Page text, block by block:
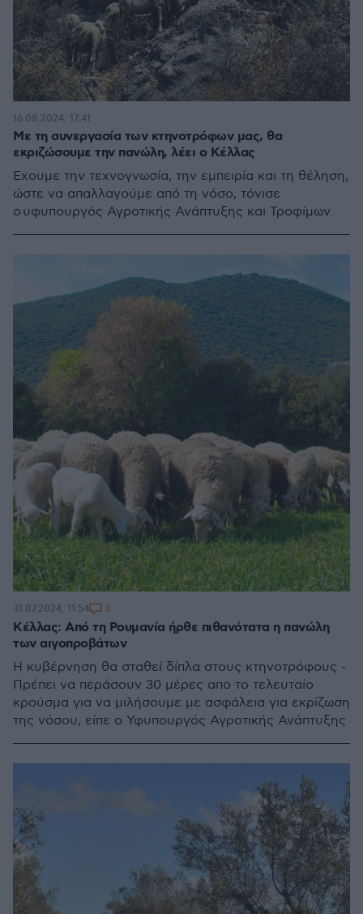
Με τη συνεργασία των κτηνοτρόφων μας, θα
εκριζώσουμε την πανώλη, λέει ο Κέλλας
Έχουμε την τεχνογνωσία, την εμπειρία και τη θέληση,
ώστε να απαλλαγούμε από τη νόσο, τόνισε
ο υφυπουργός Αγροτικής Ανάπτυξης και Τροφίμων
16.08.2024, 17:41
Κέλλας: Από τη Ρουμανία ήρθε πιθανότατα η πανώλη
των αιγοπροβάτων
Η κυβέρνηση θα σταθεί δίπλα στους κτηνοτρόφους -
Πρέπει να περάσουν 30 μέρες απο το τελευταίο
κρούσμα για να μιλήσουμε με ασφάλεια για εκρίζωση
της νόσου, είπε ο Υφυπουργός Αγροτικής Ανάπτυξης
31.07.2024, 11:54 5